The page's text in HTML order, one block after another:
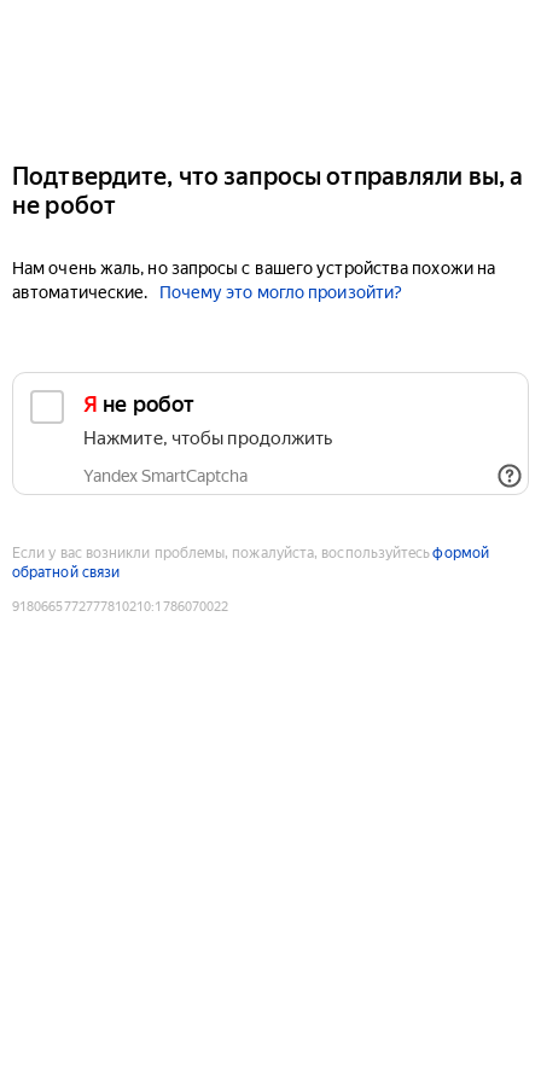
Подтвердите, что запросы отправляли вы, а
не робот
Нам очень жаль, но запросы с вашего устройства похожи на
автоматические.
Почему это могло произойти?
Я не робот
Нажмите, чтобы продолжить
Yandex SmartCaptcha
Если у вас возникли проблемы, пожалуйста, воспользуйтесьформой
обратной связи
9180665772777810210:1786070022